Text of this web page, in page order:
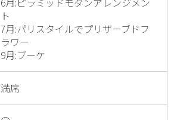
ト
7月:パリスタイルでプリザーブドフ
ラワー
9月:ブーケ
満席